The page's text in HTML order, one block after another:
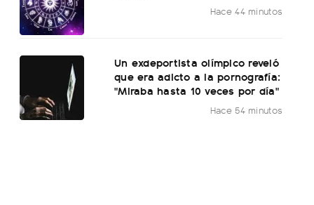
Hace 44 minutos
Un exdeportista olímpico reveló
que era adicto a la pornografía:
"Miraba hasta 10 veces por día"
Hace 54 minutos